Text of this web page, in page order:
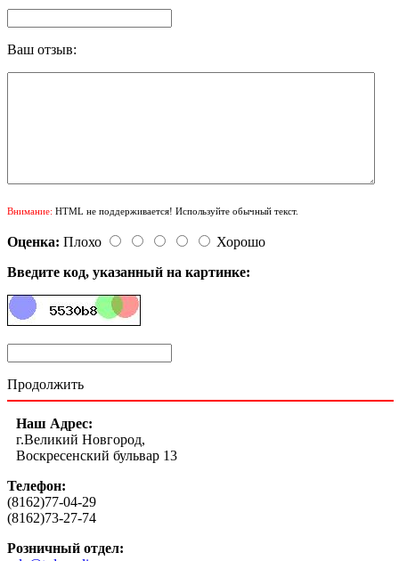
Ваш отзыв:
Внимание: HTML не поддерживается! Используйте обычный текст.
Оценка: Плохо
Хорошо
Введите код, указанный на картинке:
Продолжить
Наш Адрес:
г.Великий Новгород,
Воскресенский бульвар 13
Телефон:
(8162)77-04-29
(8162)73-27-74
Розничный отдел: